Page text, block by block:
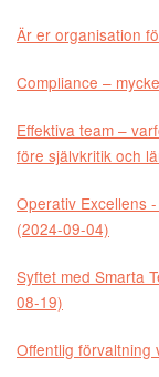
Är er organisation
Compliance –
Effektiva team –
före självkritik och
Operativ Excellens
(2024-09-04)
Syftet med Smarta
08-19)
Offentlig förvaltning